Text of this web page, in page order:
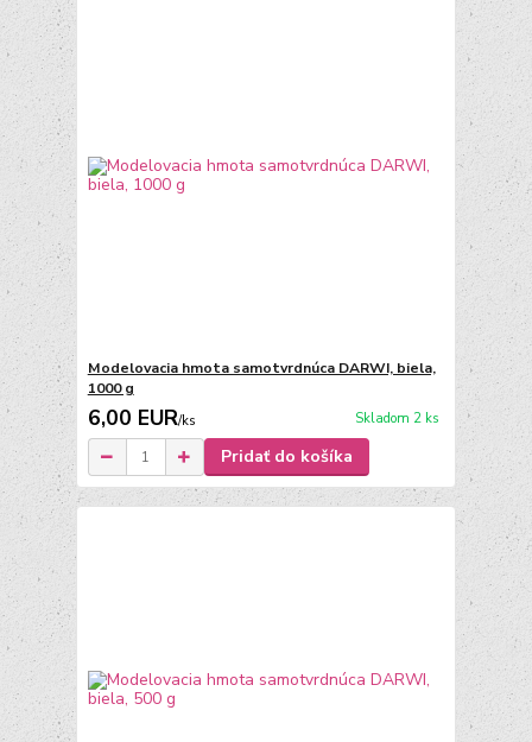
Modelovacia hmota samotvrdnúca DARWI, biela,
1000 g
6,00 EUR/ks Skladom 2 ks
Pridať do košíka